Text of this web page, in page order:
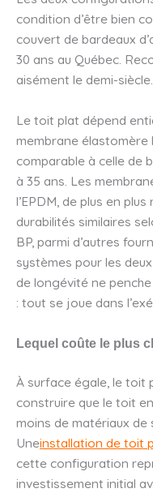
condition d’être bien
couvert de bardeaux
30 ans au Québec.
aisément le demi-siècle.
Le toit plat dépend
membrane
comparable à celle de
à 35 ans. Les
l’EPDM, de plus en
durabilités similaires
BP, parmi d’autres
systèmes pour les
de longévité ne
: tout se joue dans
Lequel coûte le plus
À surface égale, le toit
construire que le toit
moins de matériaux
Uneinstallation de toit
cette configuration
investissement initial